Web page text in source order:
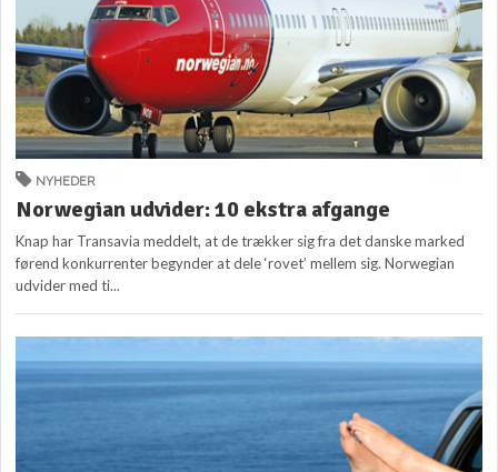
NYHEDER
Norwegian udvider: 10 ekstra afgange
Knap har Transavia meddelt, at de trækker sig fra det danske marked
førend konkurrenter begynder at dele ‘rovet’ mellem sig. Norwegian
udvider med ti...